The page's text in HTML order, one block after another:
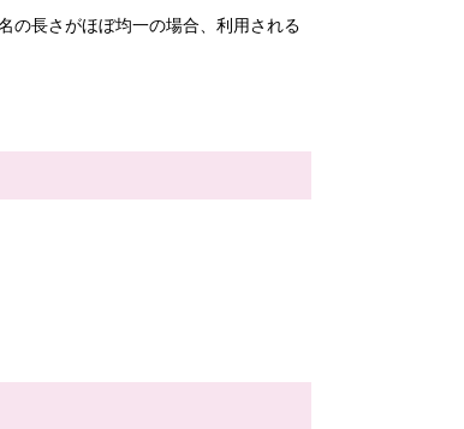
の長さがほぼ均一の場合、利用される